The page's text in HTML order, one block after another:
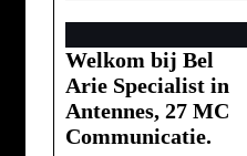
Welkom bij Bel
Arie Specialist in
Antennes, 27 MC
Communicatie.